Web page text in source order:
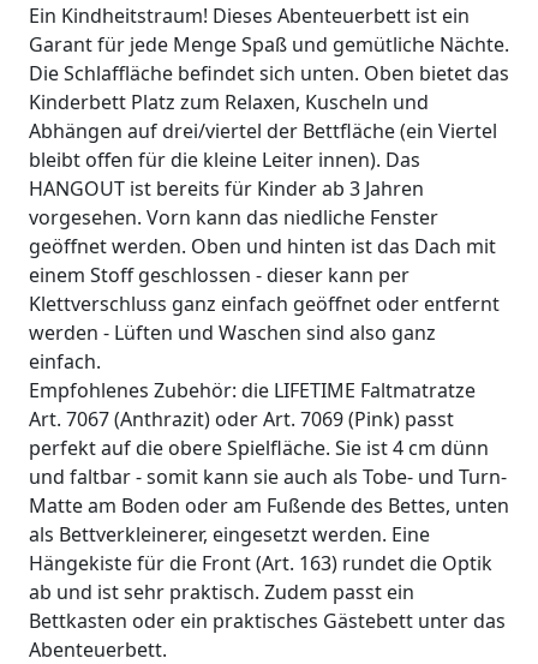
Ein Kindheitstraum! Dieses Abenteuerbett ist ein
Garant für jede Menge Spaß und gemütliche Nächte.
Die Schlaffläche befindet sich unten. Oben bietet das
Kinderbett Platz zum Relaxen, Kuscheln und
Abhängen auf drei/viertel der Bettfläche (ein Viertel
bleibt offen für die kleine Leiter innen). Das
HANGOUT ist bereits für Kinder ab 3 Jahren
vorgesehen. Vorn kann das niedliche Fenster
geöffnet werden. Oben und hinten ist das Dach mit
einem Stoff geschlossen - dieser kann per
Klettverschluss ganz einfach geöffnet oder entfernt
werden - Lüften und Waschen sind also ganz
einfach.
Empfohlenes Zubehör: die LIFETIME Faltmatratze
Art. 7067 (Anthrazit) oder Art. 7069 (Pink) passt
perfekt auf die obere Spielfläche. Sie ist 4 cm dünn
und faltbar - somit kann sie auch als Tobe- und Turn-
Matte am Boden oder am Fußende des Bettes, unten
als Bettverkleinerer, eingesetzt werden. Eine
Hängekiste für die Front (Art. 163) rundet die Optik
ab und ist sehr praktisch. Zudem passt ein
Bettkasten oder ein praktisches Gästebett unter das
Abenteuerbett.